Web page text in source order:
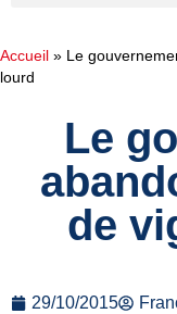
Accueil » Le
lourd
Le
de
29/10/2015